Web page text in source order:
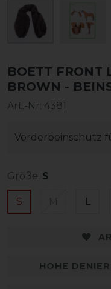
BOETT FRONT
BROWN -
Art.-Nr: 4381
Vorderbeinschutz
Größe: S
S L
HOHE